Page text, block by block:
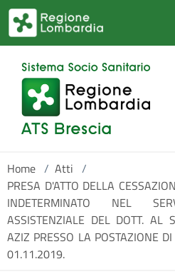
Salta al contenuto principale
Home / Atti /
PRESA D'ATTO DELLA
INDETERMINATO NEL
ASSISTENZIALE DEL DOTT. AL
AZIZ PRESSO LA POSTAZIONE
01.11.2019.